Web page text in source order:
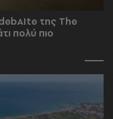
της The
πολύ πιο